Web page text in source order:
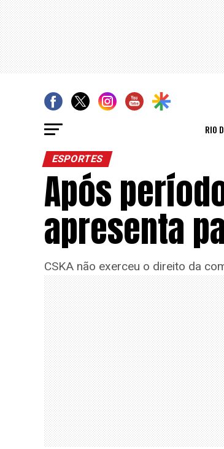
RIO
ESPORTES
Após
apresenta
CSKA não exerceu o direito da